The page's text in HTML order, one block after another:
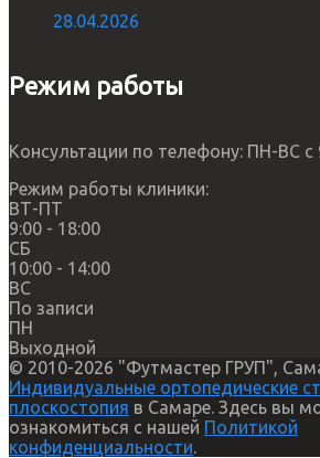
28.04.2026
Режим работы
Консультации по телефону: ПН-ВС с
Режим работы клиники:
ВТ-ПТ
9:00 - 18:00
СБ
10:00 - 14:00
ВС
По записи
ПН
Выходной
© 2010-2026 "Футмастер ГРУП",
Индивидуальные ортопедические
плоскостопия в Самаре. Здесь вы
ознакомиться с нашей Политикой
конфиденциальности.